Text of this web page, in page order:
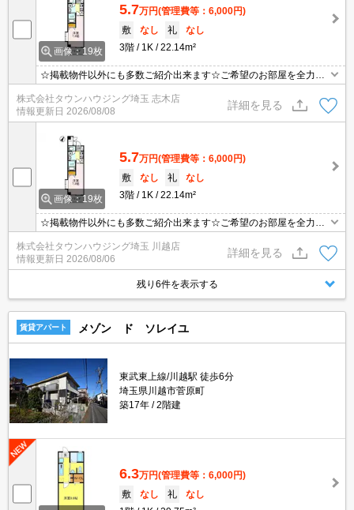
画像：19枚
5.7万円(管理費等：6,000円)
敷
なし 礼
なし
3階
1K 22.14m²
☆掲載物件以外にも多数ご紹介出来ます☆ご希望のお部屋を全力で
お探しさせて頂きます♪
株式会社タウンハウジング埼玉 志木店
情報更新日 2026/08/08
詳細を見る
画像：19枚
5.7万円(管理費等：6,000円)
敷
なし 礼
なし
3階
1K 22.14m²
☆掲載物件以外にも多数ご紹介出来ます☆ご希望のお部屋を全力で
お探しさせて頂きます♪
株式会社タウンハウジング埼玉 川越店
情報更新日 2026/08/06
詳細を見る
残り6件を表示する
賃貸アパート メゾン ド ソレイユ
東武東上線/川越駅 徒歩6分
埼玉県川越市菅原町
築17年
2階建
6.3万円(管理費等：6,000円)
敷
なし 礼
なし